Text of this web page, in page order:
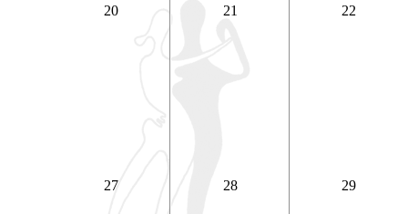
20 21 22
27 28 29